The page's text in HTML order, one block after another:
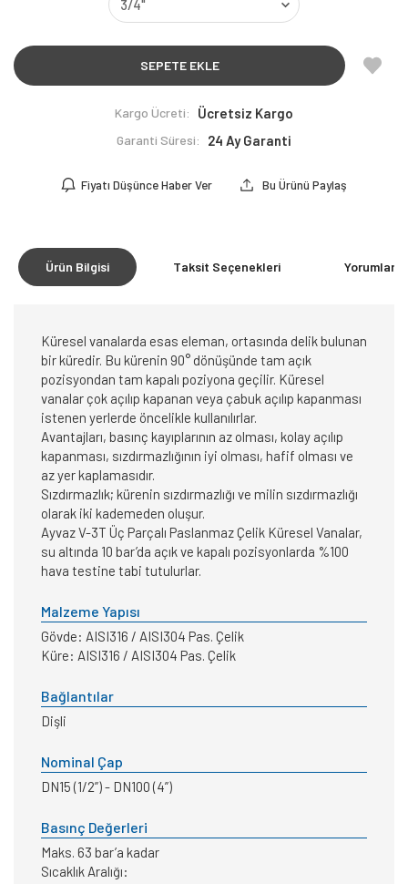
SEPETE EKLE
Kargo Ücreti: Ücretsiz Kargo
Garanti Süresi: 24 Ay Garanti
Fiyatı Düşünce Haber Ver Bu Ürünü Paylaş
Ürün Bilgisi Taksit Seçenekleri Yorumlar
Küresel vanalarda esas eleman, ortasında delik bulunan
bir küredir. Bu kürenin 90° dönüşünde tam açık
pozisyondan tam kapalı poziyona geçilir. Küresel
vanalar çok açılıp kapanan veya çabuk açılıp kapanması
istenen yerlerde öncelikle kullanılırlar.
Avantajları, basınç kayıplarının az olması, kolay açılıp
kapanması, sızdırmazlığının iyi olması, hafif olması ve
az yer kaplamasıdır.
Sızdırmazlık; kürenin sızdırmazlığı ve milin sızdırmazlığı
olarak iki kademeden oluşur.
Ayvaz V-3T Üç Parçalı Paslanmaz Çelik Küresel Vanalar,
su altında 10 bar’da açık ve kapalı pozisyonlarda %100
hava testine tabi tutulurlar.
Malzeme Yapısı
Gövde: AISI316 / AISI304 Pas. Çelik
Küre: AISI316 / AISI304 Pas. Çelik
Bağlantılar
Dişli
Nominal Çap
DN15 (1/2”) - DN100 (4”)
Basınç Değerleri
Maks. 63 bar’a kadar
Sıcaklık Aralığı: